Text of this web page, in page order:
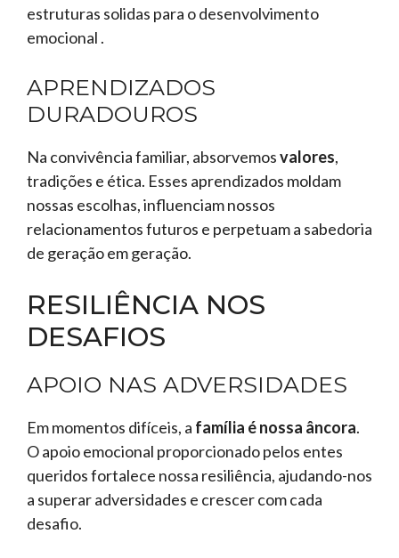
estruturas solidas para o desenvolvimento
emocional .
APRENDIZADOS
DURADOUROS
Na convivência familiar, absorvemosvalores,
tradições e ética. Esses aprendizados moldam
nossas escolhas, influenciam nossos
relacionamentos futuros e perpetuam a sabedoria
de geração em geração.
RESILIÊNCIA NOS
DESAFIOS
APOIO NAS ADVERSIDADES
Em momentos difíceis, a família é nossa âncora.
O apoio emocional proporcionado pelos entes
queridos fortalece nossa resiliência, ajudando-nos
a superar adversidades e crescer com cada
desafio.